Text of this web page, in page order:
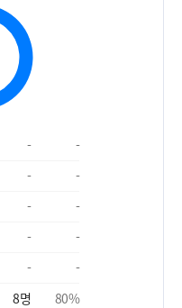
-
-
-
-
-
-
-
-
-
-
8명 80%